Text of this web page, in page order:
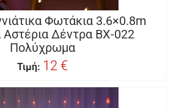
Φωτάκια 3.6×0.8m
Αστέρια Δέντρα BX-022
Πολύχρωμα
Τιμή: 12 €